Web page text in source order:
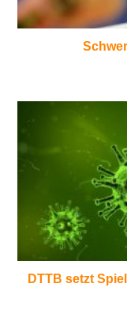
DTTB setzt